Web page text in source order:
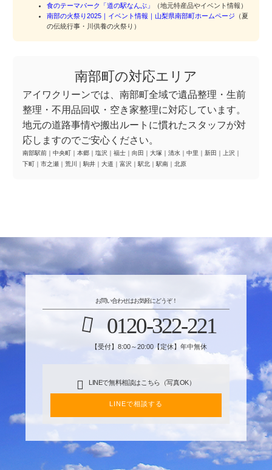
食のテーマパーク「道の駅なんぶ」
（地元特産品やイベント情報）
南部の火祭り2025｜イベント情報｜山梨県南部町ホームページ （夏
の伝統行事・川供養の火祭り）
南部町の対応エリア
アイワクリーンでは、南部町全域で遺品整理・生前
整理・不用品回収・空き家整理に対応しています。
地元の道路事情や搬出ルートに慣れたスタッフが対
応しますのでご安心ください。
南部駅前 ｜ 中央町 ｜ 本郷 ｜ 塩沢 ｜ 福士 ｜ 向田 ｜ 大塚 ｜ 清水 ｜ 中里 ｜ 新田 ｜ 上沢 ｜
下町 ｜ 市之瀬 ｜ 荒川 ｜ 駒井 ｜ 大道 ｜ 富沢 ｜ 駅北 ｜ 駅南 ｜ 北原
お問い合わせはお気軽にどうぞ！
0120-322-221
【受付】8:00～20:00【定休】年中無休
LINEで無料相談はこちら（写真OK）
LINEで相談する